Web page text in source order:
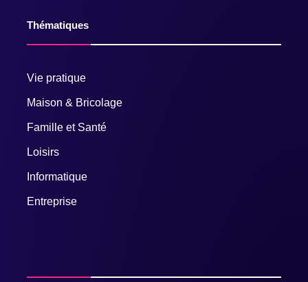
Thématiques
Vie pratique
Maison & Bricolage
Famille et Santé
Loisirs
Informatique
Entreprise